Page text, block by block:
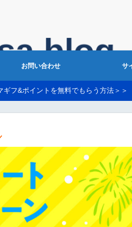
お問い合わせ サ
ギフ&ポイントを無料でもらう方法＞＞